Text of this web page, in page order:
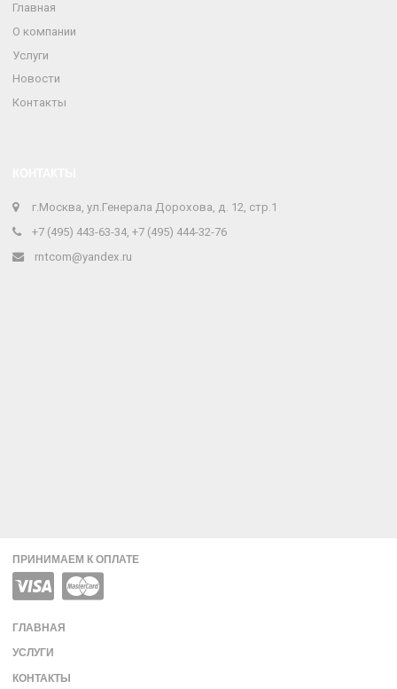
г.Москва, ул.Генерала Дорохова, д. 12, стр.1
+7 (495) 443-63-34, +7 (495) 444-32-76
rntcom@yandex.ru
Главная
О компании
Услуги
Новости
Контакты
ПРИНИМАЕМ К ОПЛАТЕ
ГЛАВНАЯ
УСЛУГИ
КОНТАКТЫ